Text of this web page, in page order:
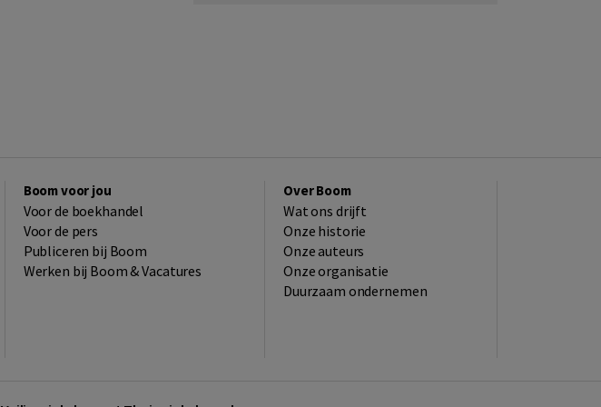
Boom voor jou
Voor de boekhandel
Voor de pers
Publiceren bij Boom
Werken bij Boom & Vacatures
Over Boom
Wat ons drijft
Onze historie
Onze auteurs
Onze organisatie
Duurzaam ondernemen